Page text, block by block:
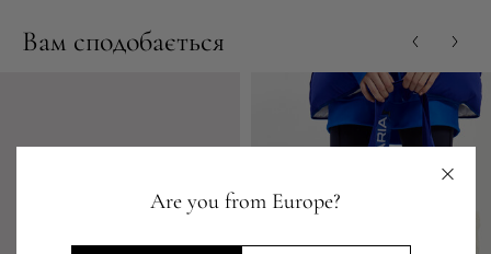
Are you from Europe?
Вам сподобається